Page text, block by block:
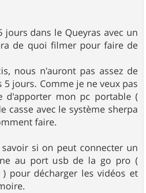
jours dans le Queyras avec un
de quoi filmer pour faire de
nous n'auront pas assez de
jours. Comme je ne veux pas
d'apporter mon pc portable (
casse avec le système sherpa
faire.
si on peut connecter un
au port usb de la go pro (
pour décharger les vidéos et